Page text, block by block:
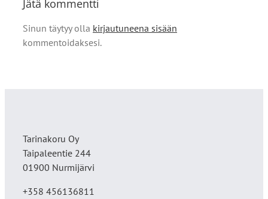
Jätä kommentti
Sinun täytyy olla kirjautuneena sisään
kommentoidaksesi.
Tarinakoru Oy
Taipaleentie 244
01900 Nurmijärvi
+358 456136811